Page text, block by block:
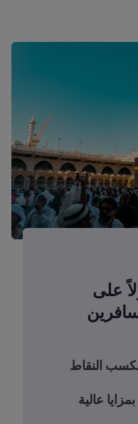
على
لكسب النقاط
عالية